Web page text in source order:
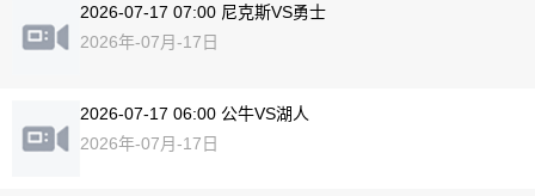
2026-07-17 07:00 尼克斯VS勇士
2026年-07月-17日
2026-07-17 06:00 公牛VS湖人
2026年-07月-17日